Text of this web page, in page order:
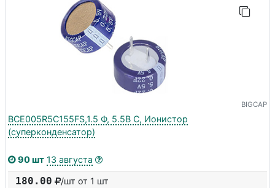
BIGCAP
BCE005R5C155FS,1.5 Ф, 5.5В С, Ионистор
(суперконденсатор)
90 шт 13 августа
180.00 /шт от 1 шт